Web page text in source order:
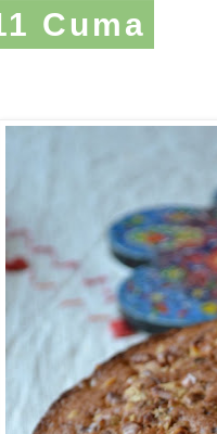
Cuma